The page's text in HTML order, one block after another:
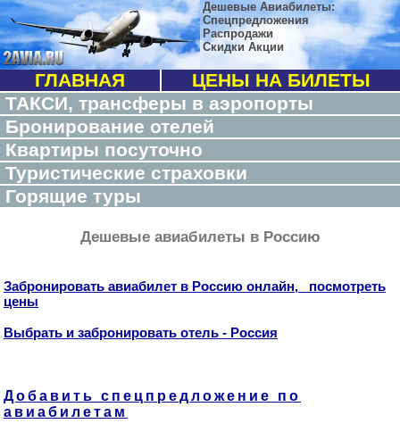
Дешевые Авиабилеты:
Спецпредложения
Распродажи
Скидки Акции
ГЛАВНАЯ
ЦЕНЫ НА БИЛЕТЫ
ТАКСИ, трансферы в аэропорты
Бронирование отелей
Квартиры посуточно
Туристические страховки
Горящие туры
Дешевые авиабилеты в Россию
Забронировать авиабилет в Россию онлайн, посмотреть
цены
Выбрать и забронировать отель - Россия
Добавить спецпредложение по
авиабилетам